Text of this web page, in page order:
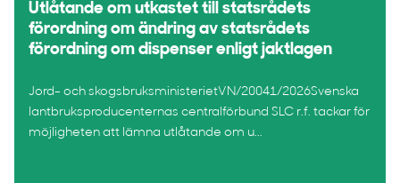
Utlåtande om utkastet till statsrådets
förordning om ändring av statsrådets
förordning om dispenser enligt jaktlagen
Jord- och skogsbruksministerietVN/20041/2026Svenska
lantbruksproducenternas centralförbund SLC r.f. tackar för
möjligheten att lämna utlåtande om u...